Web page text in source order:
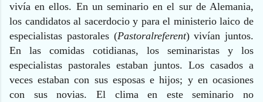
vivía en ellos. En un seminario en el sur de Alemania,
los candidatos al sacerdocio y para el ministerio laico de
especialistas pastorales (Pastoralreferent) vivían juntos.
En las comidas cotidianas, los seminaristas y los
especialistas pastorales estaban juntos. Los casados a
veces estaban con sus esposas e hijos; y en ocasiones
con sus novias. El clima en este seminario no